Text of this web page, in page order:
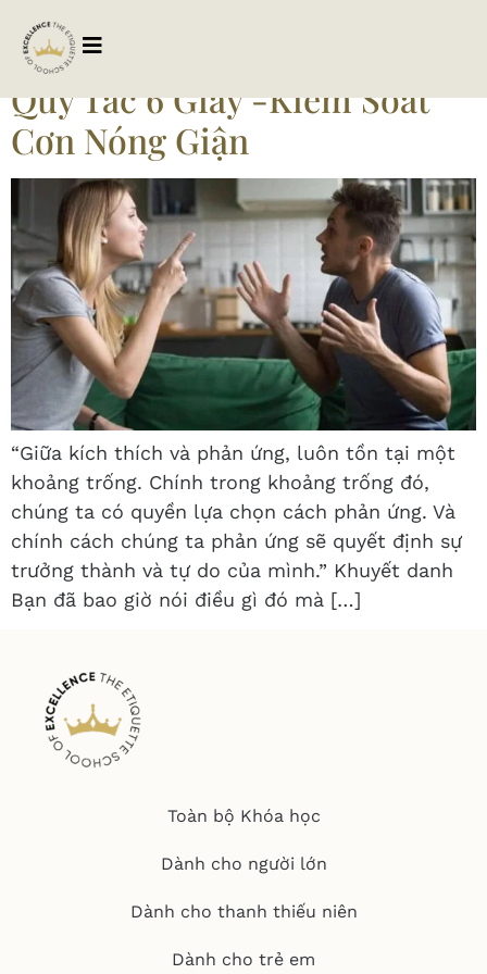
Tag:
Quy Tắc 6 Giây -Kiểm Soát
Cơn Nóng Giận
“Giữa kích thích và phản ứng, luôn tồn tại một
khoảng trống. Chính trong khoảng trống đó,
chúng ta có quyền lựa chọn cách phản ứng. Và
chính cách chúng ta phản ứng sẽ quyết định sự
trưởng thành và tự do của mình.” Khuyết danh
Bạn đã bao giờ nói điều gì đó mà […]
Toàn bộ Khóa học
Dành cho người lớn
Dành cho thanh thiếu niên
Dành cho trẻ em